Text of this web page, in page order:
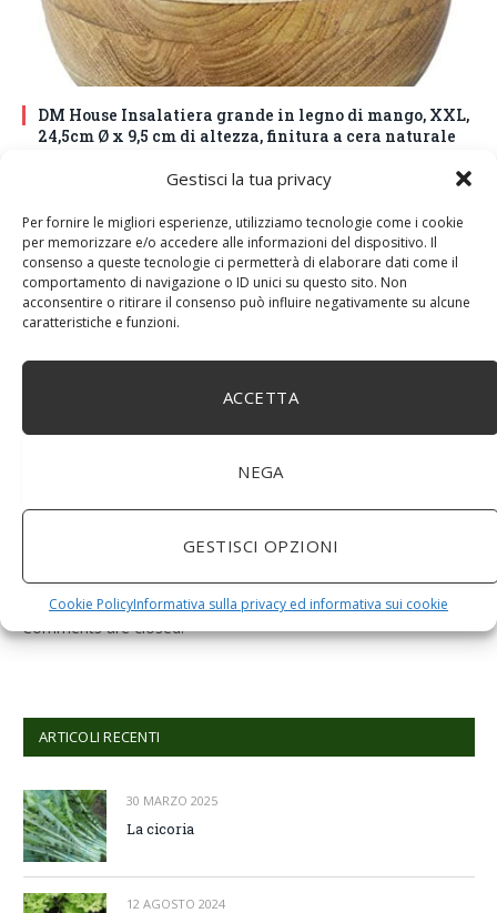
Gestisci la tua privacy
Per fornire le migliori esperienze, utilizziamo tecnologie come i cookie
per memorizzare e/o accedere alle informazioni del dispositivo. Il
consenso a queste tecnologie ci permetterà di elaborare dati come il
comportamento di navigazione o ID unici su questo sito. Non
acconsentire o ritirare il consenso può influire negativamente su alcune
caratteristiche e funzioni.
ACCETTA
NEGA
GESTISCI OPZIONI
Cookie PolicyInformativa sulla privacy ed informativa sui cookie
DM House Insalatiera grande in legno di mango, XXL,
24,5cm Ø x 9,5 cm di altezza, finitura a cera naturale
Grano Spremiagrumi in Acciaio Inox A Mano Erba di
Comments are closed.
ARTICOLI RECENTI
30 MARZO 2025
La cicoria
12 AGOSTO 2024